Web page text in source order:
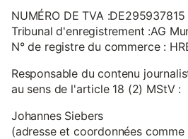
NUMÉRO DE TVA :DE295937815
Tribunal d'enregistrement :AG
N° de registre du commerce :
Responsable du contenu
au sens de l'article 18 (2) MStV :
Johannes Siebers
(adresse et coordonnées comme